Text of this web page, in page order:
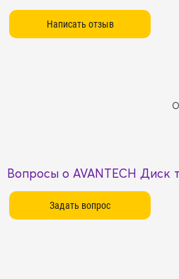
Вопросы о AVANTECH Диск